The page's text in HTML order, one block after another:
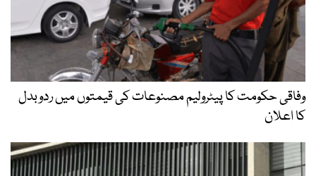
وفاقی حکومت کا پیٹرولیم مصنوعات کی قیمتوں میں ردوبدل
کا اعلان